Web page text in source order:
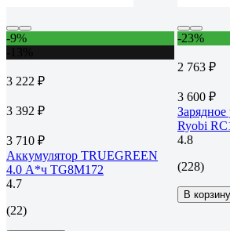
-9%
3 222 ₽
3 392 ₽
3 710 ₽
Аккумулятор TRUEGREEN
4.0 А*ч TG8M172
4.7
(22)
-23%
2 763 ₽
3 600 ₽
Ryobi
4.8
(228)
В корзину